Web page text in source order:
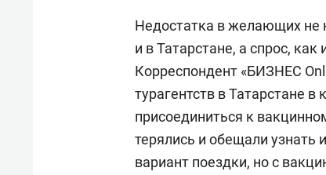
Недостатка в желающих не
и в Татарстане, а спрос,
Корреспондент «БИЗНЕС
турагентств в Татарстане
присоединиться к
терялись и обещали узнать
вариант поездки, но с